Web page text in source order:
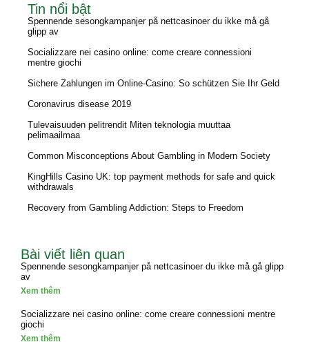
Tin nổi bật
Spennende sesongkampanjer på nettcasinoer du ikke må gå
glipp av
Socializzare nei casino online: come creare connessioni
mentre giochi
Sichere Zahlungen im Online-Casino: So schützen Sie Ihr Geld
Coronavirus disease 2019
Tulevaisuuden pelitrendit Miten teknologia muuttaa
pelimaailmaa
Common Misconceptions About Gambling in Modern Society
KingHills Casino UK: top payment methods for safe and quick
withdrawals
Recovery from Gambling Addiction: Steps to Freedom
Bài viết liên quan
Spennende sesongkampanjer på nettcasinoer du ikke må gå glipp
av
Xem thêm
Socializzare nei casino online: come creare connessioni mentre
giochi
Xem thêm